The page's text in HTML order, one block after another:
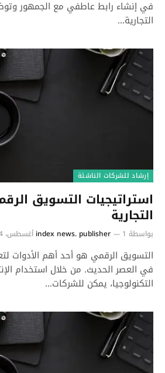
في إنشاء رابط عاطفي مع الجمهور
التجارية…
إرشاد للشركات الناشئة
استراتيجيات التسويق
التجارية
بواسطة index news. publisher 1 أغسطس، 2024
التسويق الرقمي هو أحد أهم الأدوات
في العصر الحديث. من خلال استخدام
التكنولوجيا، يمكن للشركات…